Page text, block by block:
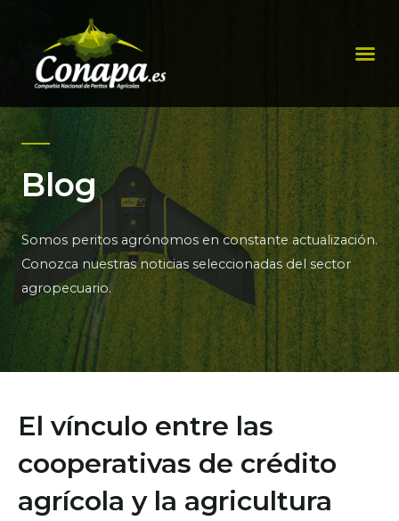
contenido
Blog
Somos peritos agrónomos en constante actualización.
Conozca nuestras noticias seleccionadas del sector
agropecuario.
El vínculo entre las
cooperativas de crédito
agrícola y la agricultura